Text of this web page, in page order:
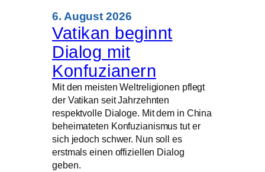
Seeleute
nun
will
er
ihnen
Halt
geben
6. August 2026
Vatikan beginnt
Dialog mit
Konfuzianern
Mit den meisten Weltreligionen pflegt
der Vatikan seit Jahrzehnten
respektvolle Dialoge. Mit dem in China
beheimateten Konfuzianismus tut er
sich jedoch schwer. Nun soll es
erstmals einen offiziellen Dialog
geben.